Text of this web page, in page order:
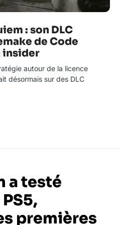
: son DLC
de Code
insider
autour de la licence
désormais sur des DLC
a testé
premières